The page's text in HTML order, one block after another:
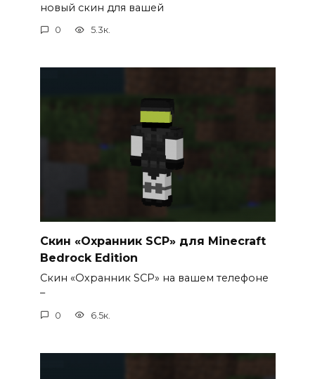
новый скин для вашей
0 5.3к.
Скин «Охранник SCP» для Minecraft
Bedrock Edition
Скин «Охранник SCP» на вашем телефоне
–
0 6.5к.